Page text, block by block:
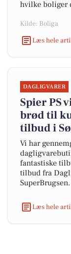
hvilke boliger
Kilde: Boliga
Læs hele
DAGLIGVARER
Spier PS
brød til
tilbud i
Vi har
fantastiske
tilbud fra
SuperBrugsen.
Læs hele